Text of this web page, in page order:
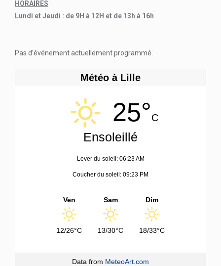
HORAIRES
Lundi et Jeudi : de 9H à 12H et de 13h à 16h
Pas d'événement actuellement programmé.
Météo à Lille
25°C
Ensoleillé
Lever du soleil: 06:23 AM
Coucher du soleil: 09:23 PM
Ven
12/26°C
Sam
13/30°C
Dim
18/33°C
Data from MeteoArt.com